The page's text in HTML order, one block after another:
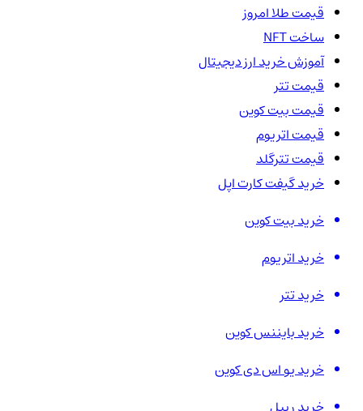
قیمت طلا امروز
ساخت NFT
آموزش خرید ارز دیجیتال
قیمت تتر
قیمت بیت کوین
قیمت اتریوم
قیمت تترگلد
خرید گیفت کارت اپل
خرید بیت کوین
خرید اتریوم
خرید تتر
خرید بایننس کوین
خرید یو اس دی کوین